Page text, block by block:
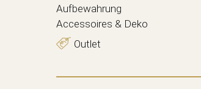
Aufbewahrung
Accessoires & Deko
Outlet